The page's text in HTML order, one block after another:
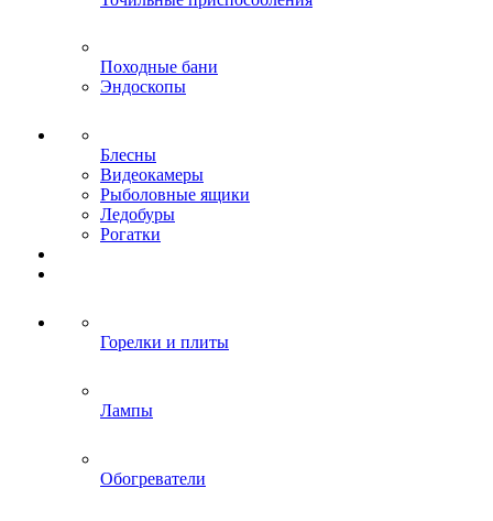
Походные бани
Эндоскопы
Блесны
Видеокамеры
Рыболовные ящики
Ледобуры
Рогатки
Горелки и плиты
Лампы
Обогреватели